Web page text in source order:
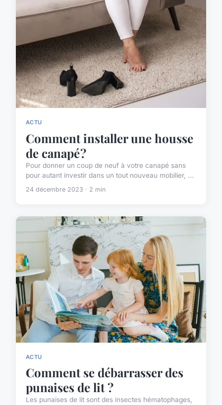
ACTU
Comment installer une housse
de canapé ?
Pour donner un coup de neuf à votre canapé sans
pour autant investir dans un tout nouveau mobilier, ...
24 décembre 2023 · 2 min
ACTU
Comment se débarrasser des
punaises de lit ?
Les punaises de lit sont des insectes hématophages,